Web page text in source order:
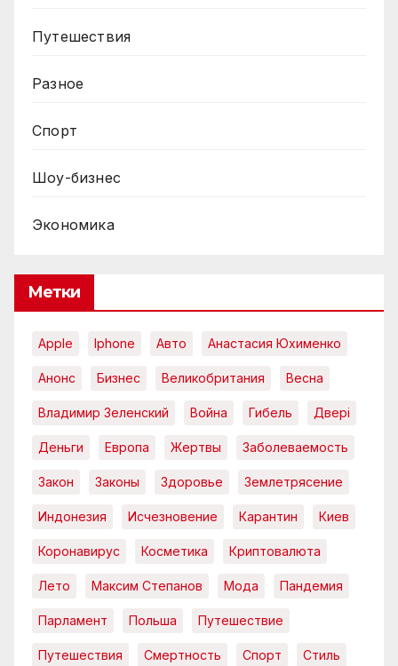
Путешествия
Разное
Спорт
Шоу-бизнес
Экономика
Метки
Apple Iphone Авто Анастасия Юхименко
Анонс Бизнес Великобритания Весна
Владимир Зеленский Война Гибель Двері
Деньги Европа Жертвы Заболеваемость
Закон Законы Здоровье Землетрясение
Индонезия Исчезновение Карантин Киев
Коронавирус Косметика Криптовалюта
Лето Максим Степанов Мода Пандемия
Парламент Польша Путешествие
Путешествия Смертность Спорт Стиль